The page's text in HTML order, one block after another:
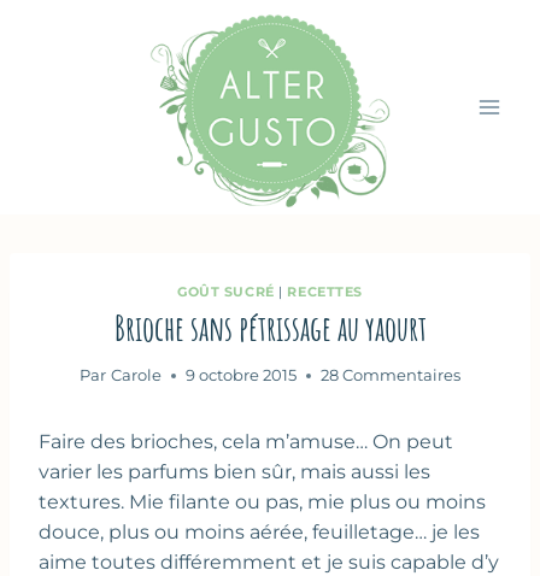
GOÛT SUCRÉ | RECETTES
Brioche sans pétrissage au yaourt
Par Carole 9 octobre 2015 28 Commentaires
Faire des brioches, cela m’amuse… On peut
varier les parfums bien sûr, mais aussi les
textures. Mie filante ou pas, mie plus ou moins
douce, plus ou moins aérée, feuilletage… je les
aime toutes différemment et je suis capable d’y